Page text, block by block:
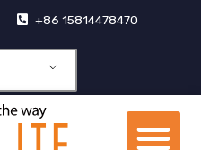
+86 15814478470